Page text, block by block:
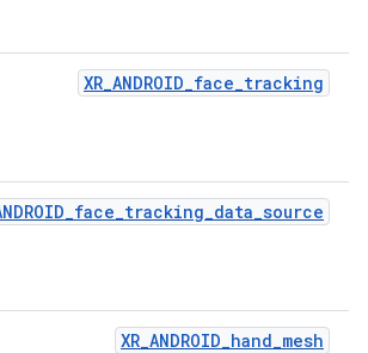
XR_ANDROID_face_tracking
XR_ANDROID_hand_mesh